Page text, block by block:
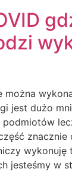
można
jest dużo
podmiotów
znacznie
wykonuję
jesteśmy w